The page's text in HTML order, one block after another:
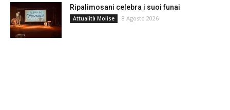
Ripalimosani celebra i suoi funai
Attualità Molise 8 Agosto 2026